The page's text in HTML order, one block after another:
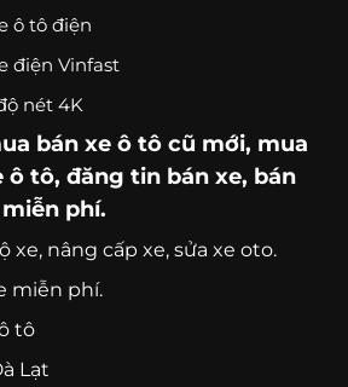
ô tô điện
điện Vinfast
nét 4K
bán xe ô tô cũ mới, mua
ô tô, đăng tin bán xe, bán
phí.
xe, nâng cấp xe, sửa xe oto.
miễn phí.
tô
Lạt